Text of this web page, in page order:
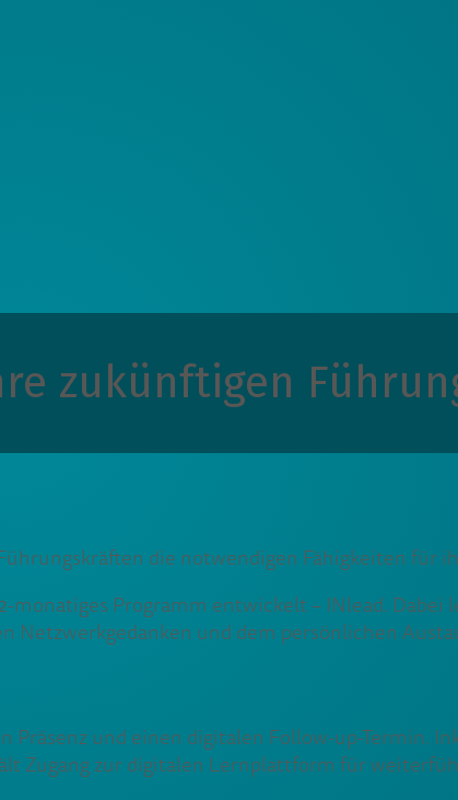
zukünftigen
die notwendigen Fähigkeiten für
monatiges Programm entwickelt – INlead. Dabei
Netzwerkgedanken und dem persönlichen
Präsenz und einen digitalen Follow-up-Termin.
Zugang zur digitalen Lernplattform für